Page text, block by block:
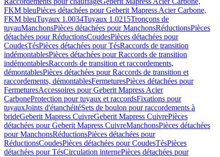
FKM bleuPièces détachées pour Geberit Mapress Acier Carbone,
FKM bleuTuyaux 1.0034Tuyaux 1.0215Tronçons de
tuyauManchonsPièces détachées pour ManchonsRéductionsPièces
détachées pour RéductionsCoudesPièces détachées pour
CoudesTésPièces détachées pour TésRaccords de transition
indémontablesPièces détachées pour Raccords de transition
indémontablesRaccords de transition et raccordements,
démontablesPièces détachées pour Raccords de transition et
raccordements, démontablesFermeturesPièces détachées pour
FermeturesAccessoires pour Geberit Mapress Acier
CarboneProtection pour tuyaux et raccordsFixations pour
tuyauxJoints d'étanchéitéSets de boulon pour raccordements à
brideGeberit Mapress CuivreGeberit Mapress CuivrePièces
détachées pour Geberit Mapress CuivreManchonsPièces détachées
pour ManchonsRéductionsPièces détachées pour
RéductionsCoudesPièces détachées pour CoudesTésPièces
détachées pour TésCirculation internePièces détachées pour